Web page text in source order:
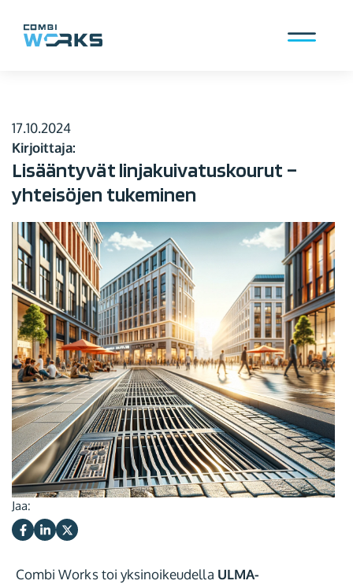
sisältöön
17.10.2024
Kirjoittaja:
Lisääntyvät linjakuivatuskourut –
yhteisöjen tukeminen
Jaa:
Combi Works toi yksinoikeudella ULMA-